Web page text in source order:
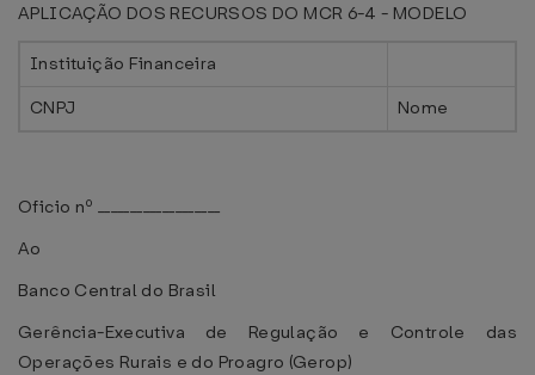
APLICAÇÃO DOS RECURSOS DO MCR 6-4 - MODELO
Instituição Financeira
CNPJ
Nome
Oficio nº ___________________
Ao
Banco Central do Brasil
Gerência-Executiva de Regulação e Controle das
Operações Rurais e do Proagro (Gerop)